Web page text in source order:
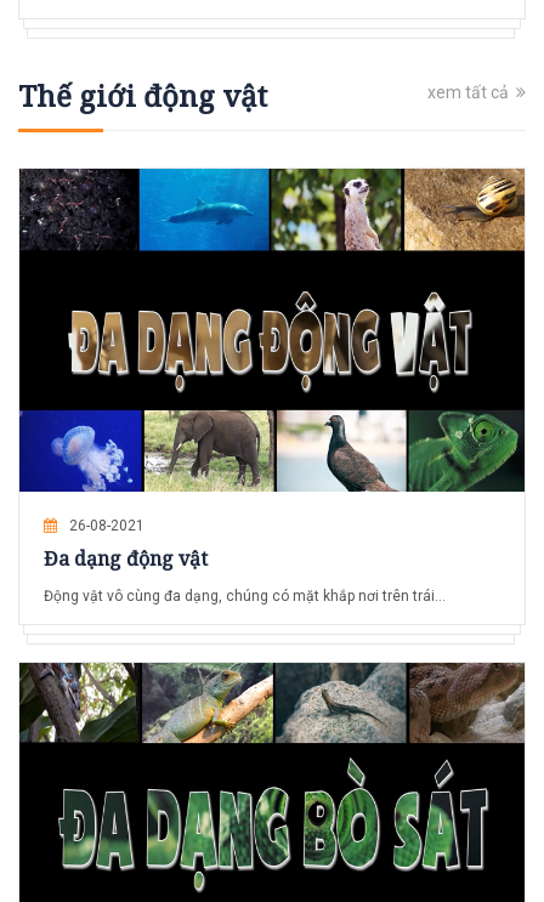
Thế giới động vật xem tất cả
26-08-2021
Đa dạng động vật
Động vật vô cùng đa dạng, chúng có mặt khắp nơi trên trái...